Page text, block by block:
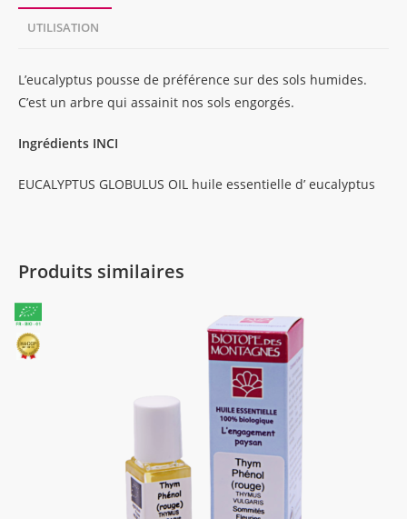
UTILISATION
L’eucalyptus pousse de préférence sur des sols humides.
C’est un arbre qui assainit nos sols engorgés.
Ingrédients INCI
EUCALYPTUS GLOBULUS OIL huile essentielle d’ eucalyptus
Produits similaires